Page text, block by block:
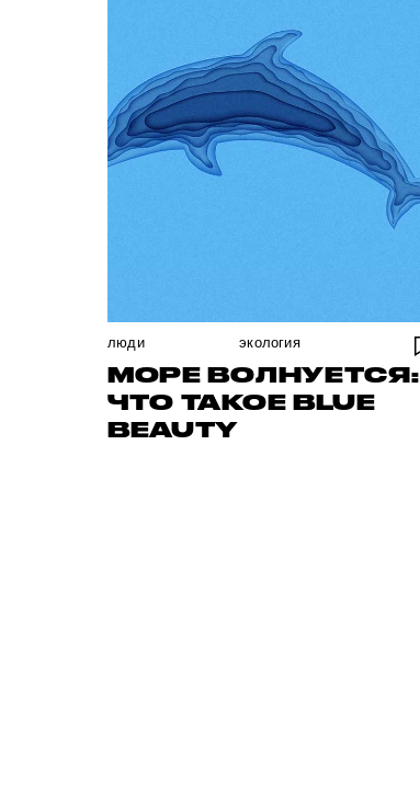
люди экология
МОРЕ ВОЛНУЕТСЯ:
ЧТО ТАКОЕ BLUE
BEAUTY